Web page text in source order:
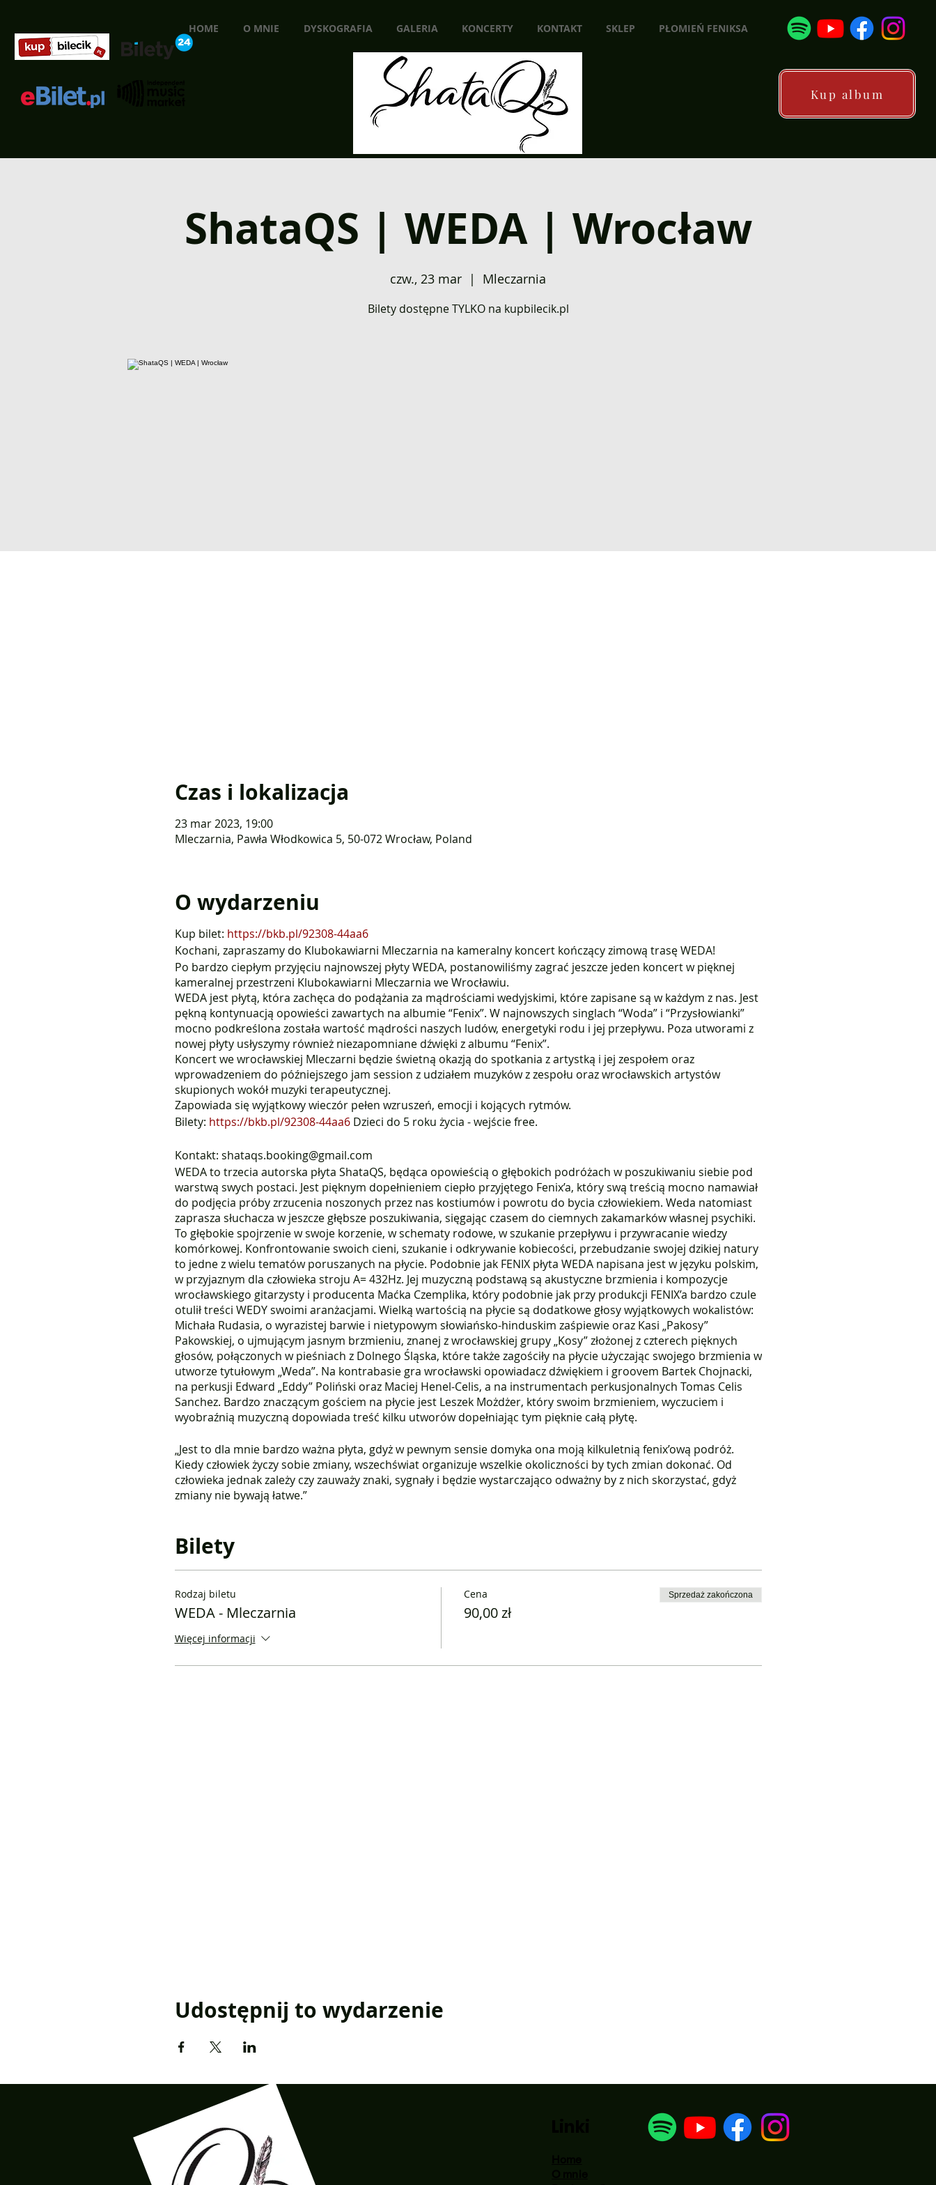
HOME O MNIE DYSKOGRAFIA GALERIA KONCERTY KONTAKT SKLEP PŁOMIEŃ FENIKSA
Kup album
ShataQS | WEDA | Wrocław
czw., 23 mar
  |
Mleczarnia
Bilety dostępne TYLKO na kupbilecik.pl
Czas i lokalizacja
23 mar 2023, 19:00
Mleczarnia, Pawła Włodkowica 5, 50-072 Wrocław, Poland
O wydarzeniu
Kup bilet: https://bkb.pl/92308-44aa6
Kochani, zapraszamy do Klubokawiarni Mleczarnia na kameralny koncert kończący zimową trasę WEDA!
Po bardzo ciepłym przyjęciu najnowszej płyty WEDA, postanowiliśmy zagrać jeszcze jeden koncert w pięknej
kameralnej przestrzeni Klubokawiarni Mleczarnia we Wrocławiu.
WEDA jest płytą, która zachęca do podążania za mądrościami wedyjskimi, które zapisane są w każdym z nas. Jest
pękną kontynuacją opowieści zawartych na albumie “Fenix”. W najnowszych singlach “Woda” i “Przysłowianki”
mocno podkreślona została wartość mądrości naszych ludów, energetyki rodu i jej przepływu. Poza utworami z
nowej płyty usłyszymy również niezapomniane dźwięki z albumu “Fenix”.
Koncert we wrocławskiej Mleczarni będzie świetną okazją do spotkania z artystką i jej zespołem oraz
wprowadzeniem do późniejszego jam session z udziałem muzyków z zespołu oraz wrocławskich artystów
skupionych wokół muzyki terapeutycznej.
Zapowiada się wyjątkowy wieczór pełen wzruszeń, emocji i kojących rytmów.
Bilety: https://bkb.pl/92308-44aa6Dzieci do 5 roku życia - wejście free.
Kontakt: shataqs.booking@gmail.com
WEDA to trzecia autorska płyta ShataQS, będąca opowieścią o głębokich podróżach w poszukiwaniu siebie pod
warstwą swych postaci. Jest pięknym dopełnieniem ciepło przyjętego Fenix’a, który swą treścią mocno namawiał
do podjęcia próby zrzucenia noszonych przez nas kostiumów i powrotu do bycia człowiekiem. Weda natomiast
zaprasza słuchacza w jeszcze głębsze poszukiwania, sięgając czasem do ciemnych zakamarków własnej psychiki.
To głębokie spojrzenie w swoje korzenie, w schematy rodowe, w szukanie przepływu i przywracanie wiedzy
komórkowej. Konfrontowanie swoich cieni, szukanie i odkrywanie kobiecości, przebudzanie swojej dzikiej natury
to jedne z wielu tematów poruszanych na płycie. Podobnie jak FENIX płyta WEDA napisana jest w języku polskim,
w przyjaznym dla człowieka stroju A= 432Hz. Jej muzyczną podstawą są akustyczne brzmienia i kompozycje
wrocławskiego gitarzysty i producenta Maćka Czemplika, który podobnie jak przy produkcji FENIX’a bardzo czule
otulił treści WEDY swoimi aranżacjami. Wielką wartością na płycie są dodatkowe głosy wyjątkowych wokalistów:
Michała Rudasia, o wyrazistej barwie i nietypowym słowiańsko-hinduskim zaśpiewie oraz Kasi „Pakosy”
Pakowskiej, o ujmującym jasnym brzmieniu, znanej z wrocławskiej grupy „Kosy” złożonej z czterech pięknych
głosów, połączonych w pieśniach z Dolnego Śląska, które także zagościły na płycie użyczając swojego brzmienia w
utworze tytułowym „Weda”. Na kontrabasie gra wrocławski opowiadacz dźwiękiem i groovem Bartek Chojnacki,
na perkusji Edward „Eddy” Poliński oraz Maciej Henel-Celis, a na instrumentach perkusjonalnych Tomas Celis
Sanchez. Bardzo znaczącym gościem na płycie jest Leszek Możdżer, który swoim brzmieniem, wyczuciem i
wyobraźnią muzyczną dopowiada treść kilku utworów dopełniając tym pięknie całą płytę.
„Jest to dla mnie bardzo ważna płyta, gdyż w pewnym sensie domyka ona moją kilkuletnią fenix’ową podróż.
Kiedy człowiek życzy sobie zmiany, wszechświat organizuje wszelkie okoliczności by tych zmian dokonać. Od
człowieka jednak zależy czy zauważy znaki, sygnały i będzie wystarczająco odważny by z nich skorzystać, gdyż
zmiany nie bywają łatwe.”
Bilety
Rodzaj biletu
WEDA - Mleczarnia
Więcej informacji
Cena
90,00 zł
Sprzedaż zakończona
Udostępnij to wydarzenie